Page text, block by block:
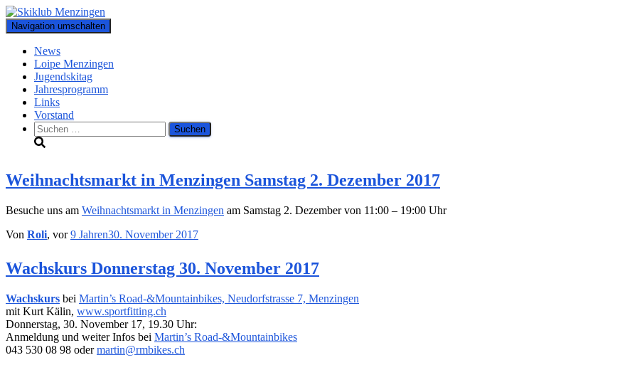
Navigation umschalten
News
Loipe Menzingen
Jugendskitag
Jahresprogramm
Links
Vorstand
Suchen
nach:
Weihnachtsmarkt in Menzingen Samstag 2. Dezember 2017
Besuche uns am Weihnachtsmarkt in Menzingen am Samstag 2. Dezember von 11:00 – 19:00 Uhr
Von Roli, vor9 Jahren30. November 2017
Wachskurs Donnerstag 30. November 2017
Wachskurs bei Martin’s Road-&Mountainbikes, Neudorfstrasse 7, Menzingen
mit Kurt Kälin, www.sportfitting.ch
Donnerstag, 30. November 17, 19.30 Uhr:
Anmeldung und weiter Infos bei Martin’s Road-&Mountainbikes
043 530 08 98 odermartin@rmbikes.ch